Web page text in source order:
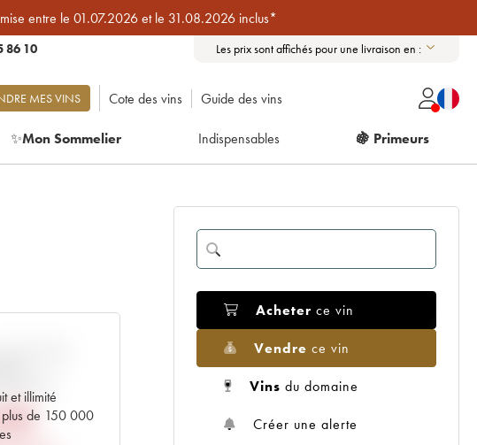
entre le 01.07.2026 et le 31.08.2026 inclus*
86 10 Les prix sont affichés pour une livraison en :
MES VINS Cote des vins Guide des vins
✨Mon Sommelier Indispensables 🍇 Primeurs
et illimité
plus de 150 000
€
Acheter ce vin
Vendre ce vin
Vins du domaine
Créer une alerte